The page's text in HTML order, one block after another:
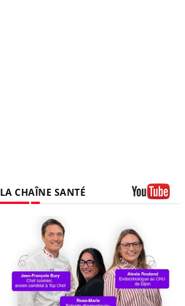
LA CHAÎNE SANTÉ